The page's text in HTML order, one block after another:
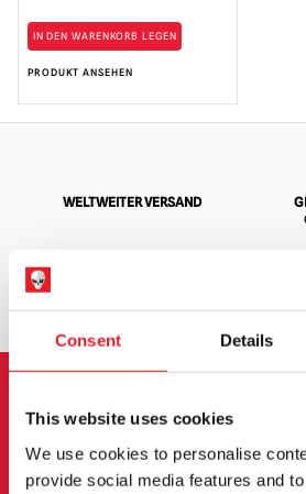
Consent Details
This website uses cookies
We use cookies to personalise
provide social media features and
IN DEN WARENKORB LEGEN
PRODUKT ANSEHEN
WELTWEITER VERSAND
UMTAUSCH ODER RÜCKGABE
ANMELDUNG ZUM
NEWSLETTER